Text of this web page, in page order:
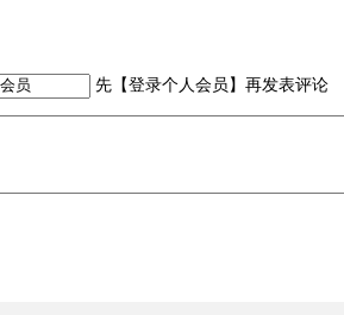
先【登录个人会员 】再发表评论